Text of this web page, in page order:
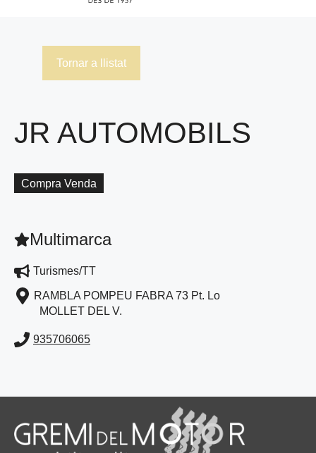
Tornar a llistat
JR AUTOMOBILS
Compra Venda
Multimarca
Turismes/TT
RAMBLA POMPEU FABRA 73 Pt. Lo
MOLLET DEL V.
935706065